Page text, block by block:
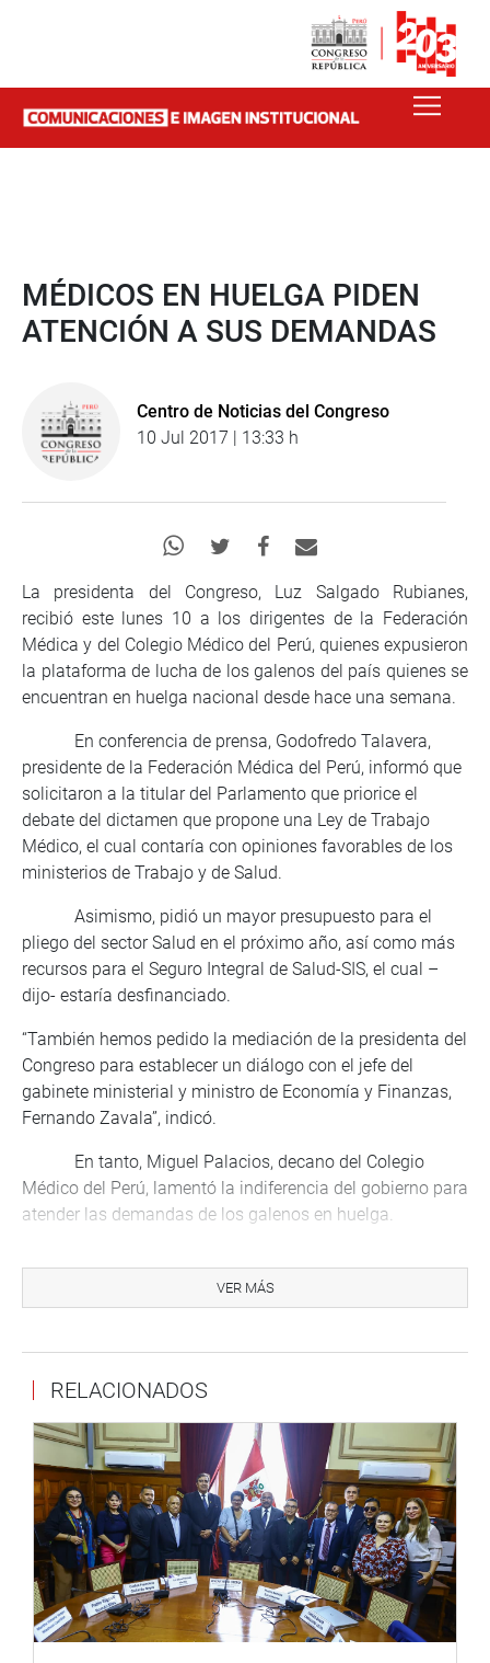
MÉDICOS EN HUELGA PIDEN
ATENCIÓN A SUS DEMANDAS
Centro de Noticias del Congreso
10 Jul 2017 | 13:33 h
La presidenta del Congreso, Luz Salgado Rubianes,
recibió este lunes 10 a los dirigentes de la Federación
Médica y del Colegio Médico del Perú, quienes expusieron
la plataforma de lucha de los galenos del país quienes se
encuentran en huelga nacional desde hace una semana.
En conferencia de prensa, Godofredo Talavera,
presidente de la Federación Médica del Perú, informó que
solicitaron a la titular del Parlamento que priorice el
debate del dictamen que propone una Ley de Trabajo
Médico, el cual contaría con opiniones favorables de los
ministerios de Trabajo y de Salud.
Asimismo, pidió un mayor presupuesto para el
pliego del sector Salud en el próximo año, así como más
recursos para el Seguro Integral de Salud-SIS, el cual –
dijo- estaría desfinanciado.
“También hemos pedido la mediación de la presidenta del
Congreso para establecer un diálogo con el jefe del
gabinete ministerial y ministro de Economía y Finanzas,
Fernando Zavala”, indicó.
En tanto, Miguel Palacios, decano del Colegio
Médico del Perú, lamentó la indiferencia del gobierno para
atender las demandas de los galenos en huelga.
espíritu de voluntad de querer resolver el problema de la
salud. Tenemos la voluntad y la disposición abierta para
En la cita también participaron los congresistas
Segundo Tapia (FP) y César Vásquez (APP), quienes
respaldaron la medida de fuerza de los médicos del país y
anunciaron que promoverán una cita con el jefe del
gabinete ministerial.
PRENSA-CONGRESO
VER MÁS
RELACIONADOS